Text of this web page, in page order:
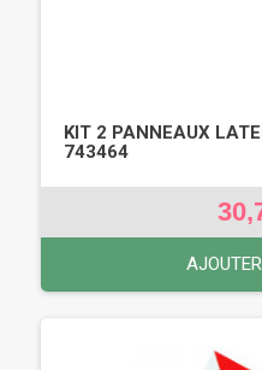
KIT 2 PANNEAUX
743464